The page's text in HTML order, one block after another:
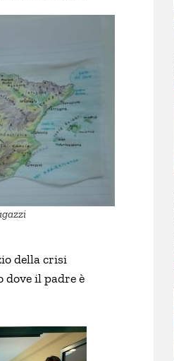
della crisi
il padre è